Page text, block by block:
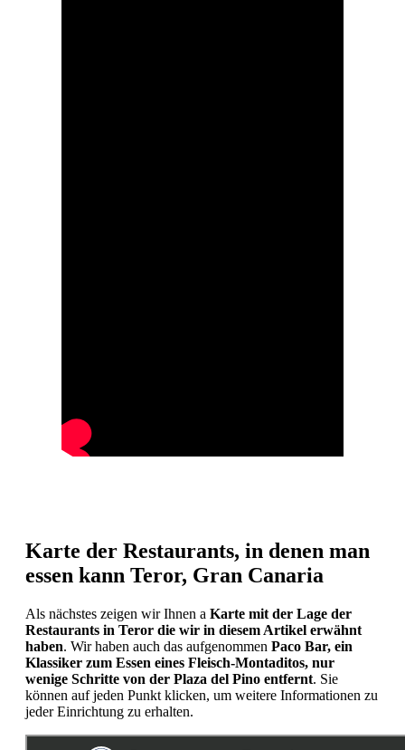
Karte der Restaurants, in denen man
essen kann Teror, Gran Canaria
Als nächstes zeigen wir Ihnen a Karte mit der Lage der
Restaurants in Teror die wir in diesem Artikel erwähnt
haben. Wir haben auch das aufgenommen Paco Bar, ein
Klassiker zum Essen eines Fleisch-Montaditos, nur
wenige Schritte von der Plaza del Pino entfernt. Sie
können auf jeden Punkt klicken, um weitere Informationen zu
jeder Einrichtung zu erhalten.